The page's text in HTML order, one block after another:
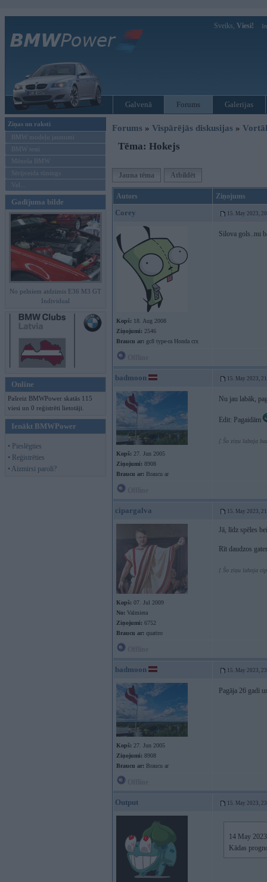
Sveiks, Viesi!
Galvenā Forums Galerijas
Ziņas un raksti
BMW modeļu jaunumi
BMW testi
Mēneša BMW
Sērijveida tūnings
Vel...
Gadījuma bilde
No pelniem atdzimis E36 M3 GT
Individual
Online
Pašreiz BMWPower skatās 115
viesi un 0 reģistrēti lietotāji.
Ienākt BMWPower
• Pieslēgties
• Reģistrēties
• Aizmirsi paroli?
Forums » Vispārējās diskusijas »
Tēma: Hokejs
Jauna tēma Atbildēt
Autors Ziņojums
Corey 15. May 2023,
Kopš: 18. Aug 2008
Ziņojumi: 2546
Braucu ar: gc8 type-ra Honda crx
Silova gols..nu
badmoon 15. May 2023,
Kopš: 27. Jun 2005
Ziņojumi: 8908
Braucu ar: Braucu ar
Nu jau labāk,
Edit: Pagaidām
[ Šo ziņu laboja
cipargalva 15. May 2023,
Kopš: 07. Jul 2009
No: Valmiera
Ziņojumi: 6752
Braucu ar: quattro
Jā, līdz spēles
Rīt daudzos
[ Šo ziņu laboja
badmoon 15. May 2023,
Kopš: 27. Jun 2005
Ziņojumi: 8908
Braucu ar: Braucu ar
Pagāja 26 gadi
Output 15. May 2023,
14 May
Kādas